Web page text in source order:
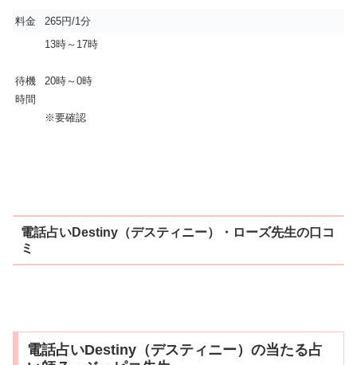
料金 265円/1分
待機
時間
13時～17時
20時～0時
※要確認
電話占いDestiny（デスティニー）・ローズ先生の口コ
ミ
電話占いDestiny（デスティニー）の当たる占